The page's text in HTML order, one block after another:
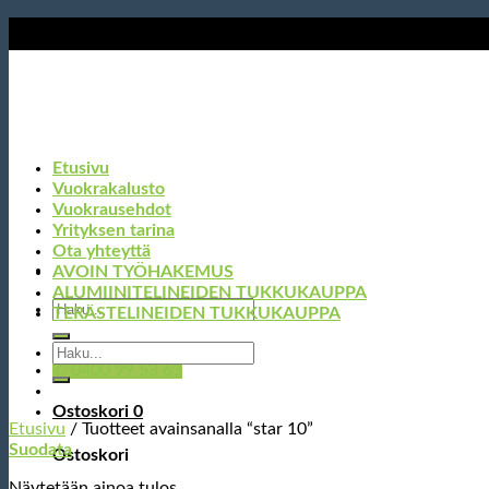
to
Etsi:
✆ 0400 99 53 63
Ostoskori 0
Ostoskori
Etusivu
Vuokrakalusto
Vuokrausehdot
Yrityksen tarina
Ota yhteyttä
AVOIN TYÖHAKEMUS
ALUMIINITELINEIDEN TUKKUKAUPPA
TERÄSTELINEIDEN TUKKUKAUPPA
Etsi:
Etusivu / Tuotteet avainsanalla “star 10”
Suodata